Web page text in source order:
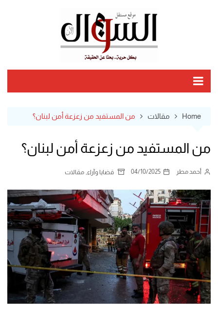
Home مقالات من المستفيد من زعزعة أمن لبنان؟
من المستفيد من زعزعة أمن لبنان؟
أحمد مطر 04/10/2025 قضايا وآراء مقالات